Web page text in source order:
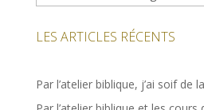
LES ARTICLES RÉCENTS
Par l’atelier biblique, j’ai soif de